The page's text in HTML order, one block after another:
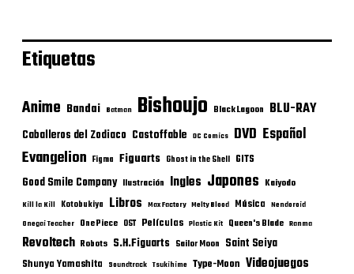
Etiquetas
Anime Bandai Batman Bishoujo Black Lagoon BLU-RAY
Caballeros del Zodiaco Castoffable DC Comics DVD Español
Evangelion Figma Figuarts Ghost in the Shell GITS
Good Smile Company Ilustración Ingles Japones Kaiyodo
Kill la Kill Kotobukiya Libros Max Factory Melty Blood Música Nendoroid
Onegai Teacher One Piece OST Películas Plastic Kit Queen's Blade Ranma
Revoltech Robots S.H.Figuarts Sailor Moon Saint Seiya
Shunya Yamashita Soundtrack Tsukihime Type-Moon Videojuegos